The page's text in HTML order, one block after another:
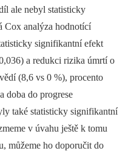
ale nebyl sta­tisticky
Cox analýza hodnotící
signifikantní efekt
a redukci rizika úmrtí o
(8,6 vs 0 %), procento
doba do progrese
také statisticky signifikantní
v úvahu ještě k tomu
můžeme ho doporučit do